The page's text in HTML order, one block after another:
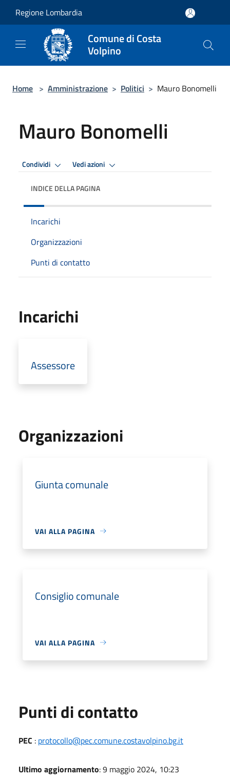
Regione Lombardia
Comune di Costa
Volpino
Home > Amministrazione > Politici > Mauro Bonomelli
Mauro Bonomelli
Condividi Vedi azioni
INDICE DELLA PAGINA
Incarichi
Organizzazioni
Punti di contatto
Incarichi
Assessore
Organizzazioni
Giunta comunale
VAI ALLA PAGINA
Consiglio comunale
VAI ALLA PAGINA
Punti di contatto
PEC : protocollo@pec.comune.costavolpino.bg.it
Ultimo aggiornamento: 9 maggio 2024, 10:23